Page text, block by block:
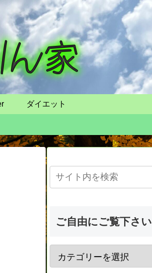
ダイエット
ご自由にご覧下さい